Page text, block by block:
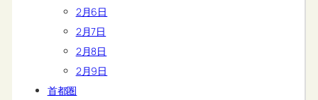
2月6日
2月7日
2月8日
2月9日
首都圏